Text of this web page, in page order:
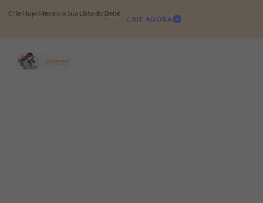
Crie Hoje Mesmo a Sua Lista do Bebê
CRIE AGORA